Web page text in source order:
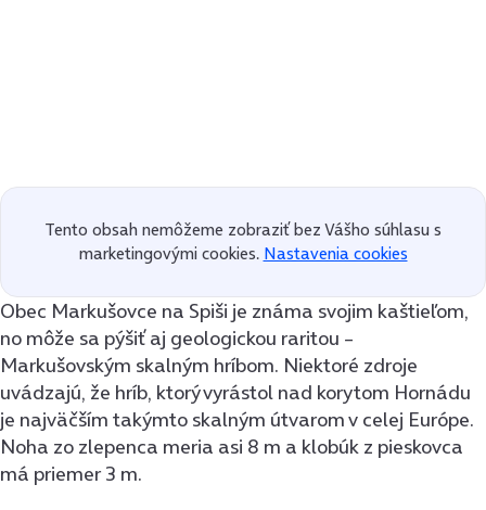
Tento obsah nemôžeme zobraziť bez Vášho súhlasu s
marketingovými cookies. Nastavenia cookies
Obec Markušovce na Spiši je známa svojim kaštieľom,
no môže sa pýšiť aj geologickou raritou –
Markušovským skalným hríbom. Niektoré zdroje
uvádzajú, že hríb, ktorý vyrástol nad korytom Hornádu
je najväčším takýmto skalným útvarom v celej Európe.
Noha zo zlepenca meria asi 8 m a klobúk z pieskovca
má priemer 3 m.